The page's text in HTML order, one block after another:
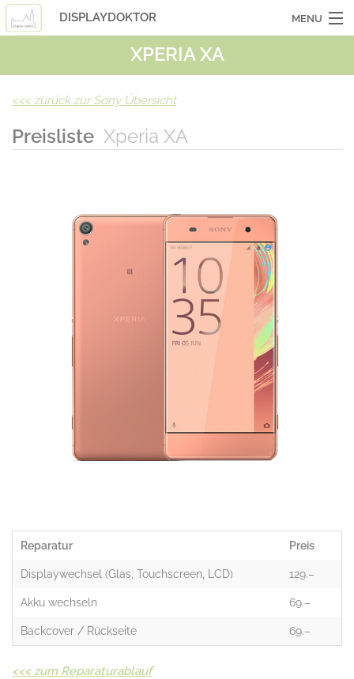
DISPLAYDOKTOR MENU
XPERIA XA
<<<zurück zur Sony Übersicht
Preisliste Xperia XA
Reparatur Preis
Displaywechsel (Glas, Touchscreen, LCD) 129.–
Akku wechseln 69.–
Backcover / Rückseite 69.–
<<< zum Reparaturablauf